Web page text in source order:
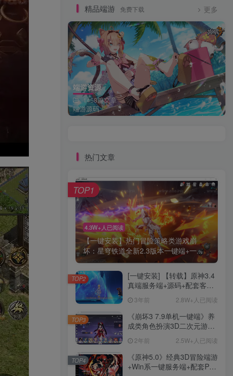
精品端游 免费下载 更多
端游资源
1458篇文章
端游源码
热门文章
4.3W+人已阅读
【一键安装】热门冒险策略类游戏崩
坏：星穹铁道全新2.3版本一键端+一...
TOP1
[一键安装] 【转载】原神3.4
真端服务端+源码+配套客户
说明文件
3年前 2.8W+人已阅读
TOP2
《崩坏3 7.9单机一键端》养
成类角色扮演3D二次元游
用、无限资源、附带保姆级
安装教程
2年前 2.5W+人已阅读
TOP3
《原神5.0》经典3D冒险端游
+Win系一键服务端+配套PC
TOP4